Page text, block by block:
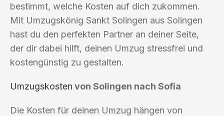
bestimmt, welche Kosten auf dich zukommen.
Mit Umzugskönig Sankt Solingen aus Solingen
hast du den perfekten Partner an deiner Seite,
der dir dabei hilft, deinen Umzug stressfrei und
kostengünstig zu gestalten.
Umzugskosten von Solingen nach Sofia
Die Kosten für deinen Umzug hängen von